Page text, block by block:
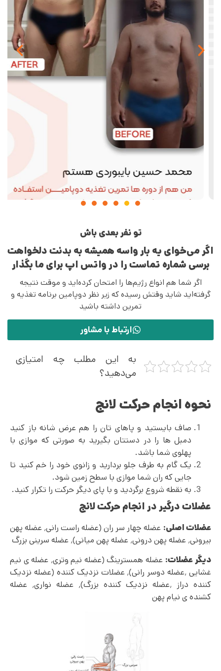
تو نفر بعدی باش
اگر می‌خوای یه بار واسه همیشه به بدنت دلخواهت
برسی شماره تماست را در واتس اپ برای ما بگذار
اگر شما هم انواع رژیم‌ها را امتحان کرده‌اید و موقت نتیجه
گرفته‌اید شاید وقتش رسیده که زیر نظر دوپامین برنامه تغذیه و
تمرین داشته باشید
ارتباط با مشاور
به این مطلب چه امتیازی
می‌دهید؟
نحوه انجام حرکت لانج
صاف بایستید و پاهای تان را هم عرض شانه باز کنید
دمبل ها را در دستتان بگیرید به صورتی که موازی با
پهلوی شما باشد.
یک گام به طرف جلو بردارید و زانوی خود را خم کنید تا
جایی که ران شما موازی با سطح زمین شود.
به نقطه شروع برگردید و با پای دیگر حرکت را تکرار کنید.
عضلات درگیر در انجام حرکت لانج
عضلات اصلی:
عضله چهار سر ران (عضله راست رانی٬ عضله پهن
بیرونی٬ عضله پهن درونی٬ عضله پهن میانی)٬ عضله سرینی بزرگ
دیگر عضلات:
عضله همسترینگ (عضله نیم وتری٬ عضله ی نیم
غشایی ٬عضله دوسر رانی)٬ عضلات نزدیک کننده (عضله نزدیک
کننده دراز ٬عضله نزدیک کننده بزرگ)٬ عضله نواری٬ عضله
کشنده ی نیام پهن